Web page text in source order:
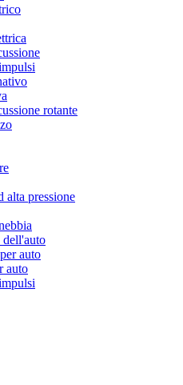
rotante
alta pressione
dell'auto
auto
auto